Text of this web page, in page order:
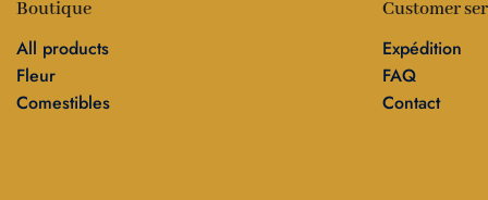
Boutique
All products
Fleur
Comestibles
Customer
Expédition
FAQ
Contact